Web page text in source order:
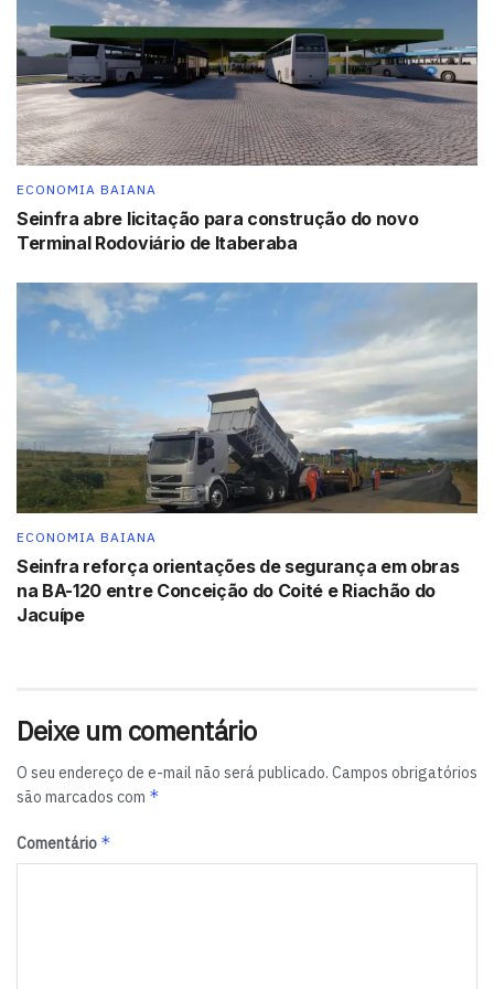
ECONOMIA BAIANA
Seinfra abre licitação para construção do novo
Terminal Rodoviário de Itaberaba
ECONOMIA BAIANA
Seinfra reforça orientações de segurança em obras
na BA-120 entre Conceição do Coité e Riachão do
Jacuípe
Deixe um comentário
O seu endereço de e-mail não será publicado. Campos obrigatórios
são marcados com *
Comentário *